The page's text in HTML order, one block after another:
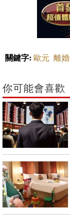
關鍵字: 歐元 離婚
你可能會喜歡